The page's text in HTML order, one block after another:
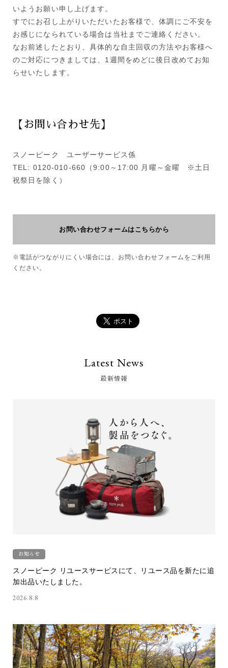
いようお願い申し上げます。
すでにお召し上がりいただいたお客様で、体調にご不安を
お感じになられている場合は当社までご連絡ください。
なお前述したとおり、具体的な自主回収の方法やお客様へ
のご対応につきましては、1週間をめどに後日改めてお知
らせいたします。
【お問い合わせ先】
スノーピーク ユーザーサービス係
TEL: 0120-010-660（9:00～17:00 月曜～金曜 ※土日
祝祭日を除く）
お問い合わせフォームはこちらから
※電話がつながりにくい場合には、お問い合わせフォームをご利用
ください。
Latest News
最新情報
お知らせ
スノーピーク リユースサービスにて、リユース品を新たに追
加出品いたしました。
2026.8.8